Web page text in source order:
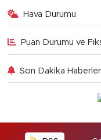
Hava Durumu
Puan Durumu ve
Son Dakika